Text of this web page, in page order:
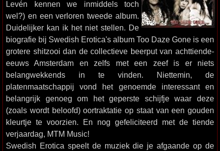
Levén kennen we inmiddels toch
wel?) en een verloren tweede album.
Duidelijker kan ik het niet stellen. De
biografie bij Swedish Erotica's album Too Daze Gone is een
grotere shitzooi dan de collectieve beerput van achttiende-
eeuws Amsterdam en zelfs met een zeef is er niets
belangwekkends in te vinden. Niettemin, de
platenmaatschappij vond het genoemde interessant en
belangrijk genoeg om het geperste schijfje waar deze
(zoals wordt beloofd) oortraktatie op staat van een gouden
kleurtje te voorzien. En nog gefeliciteerd met de tiende
verjaardag, MTM Music!
Swedish Erotica speelt de muziek die je afgaande op de